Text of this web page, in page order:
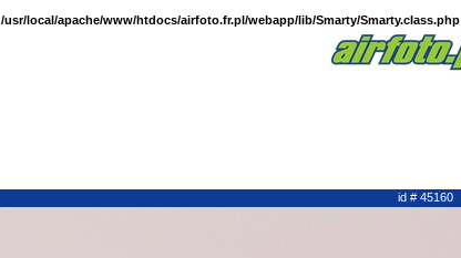
/usr/local/apache/www/htdocs/airfoto.fr.pl/webapp/lib/Smarty/Smarty.class.php
id # 45160